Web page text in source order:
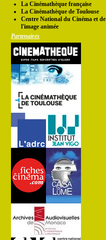
La Cinémathèque française
La Cinémathèque de Toulouse
Centre National du Cinéma et de
l'image animée
Partenaires